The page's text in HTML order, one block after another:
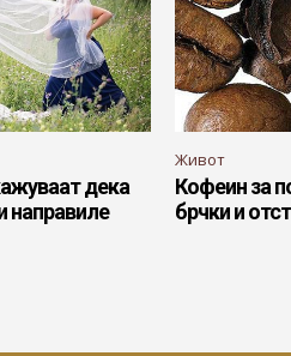
дека
направиле
Живот
Кофеин за
брчки и